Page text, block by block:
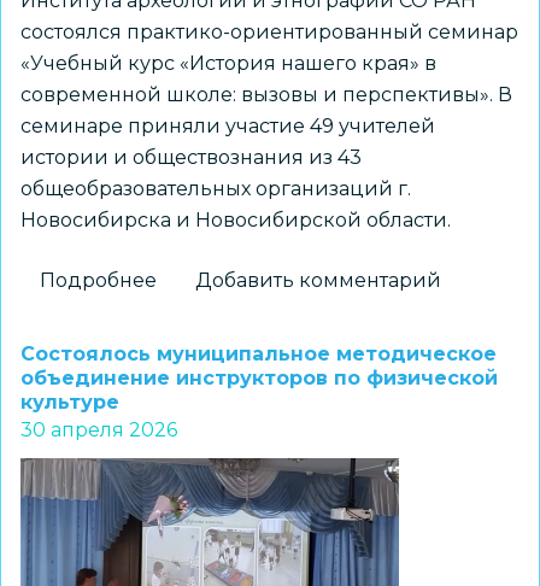
национальной
безопасности
страны»
состоялся практико-ориентированный семинар
«Учебный курс «История нашего края» в
современной школе: вызовы и перспективы». В
семинаре приняли участие 49 учителей
истории и обществознания из 43
общеобразовательных организаций г.
Новосибирска и Новосибирской области.
Подробнее
«Историю
края»?
Добавить комментарий
Состоялось муниципальное методическое
объединение инструкторов по физической
культуре
30 апреля 2026